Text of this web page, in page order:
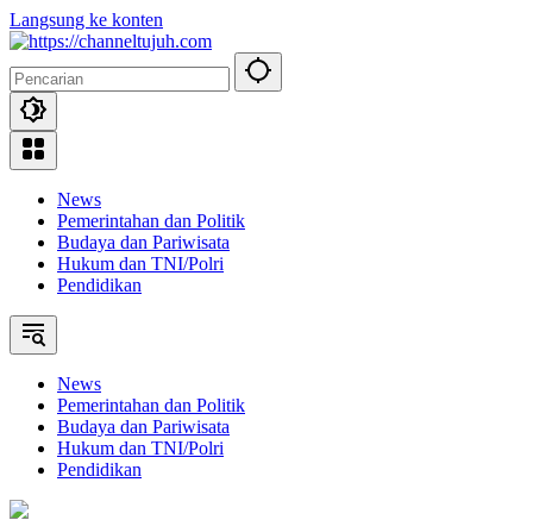
Langsung ke konten
News
Pemerintahan dan Politik
Budaya dan Pariwisata
Hukum dan TNI/Polri
Pendidikan
News
Pemerintahan dan Politik
Budaya dan Pariwisata
Hukum dan TNI/Polri
Pendidikan